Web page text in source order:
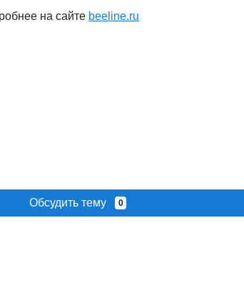
на сайте beeline.ru
Обсудить тему 0